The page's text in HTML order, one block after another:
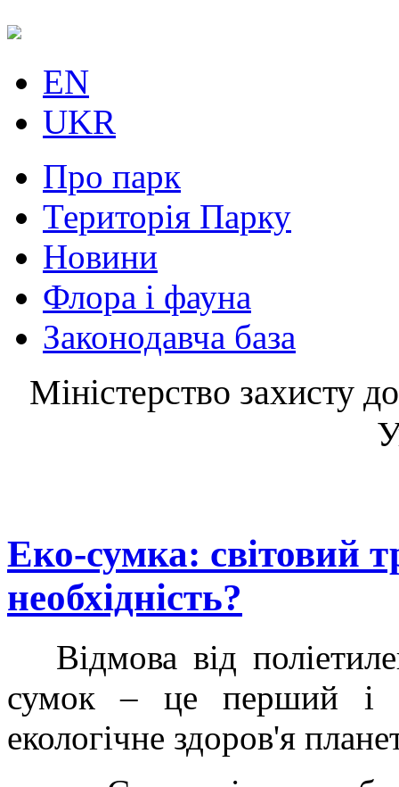
EN
UKR
Про парк
Територія Парку
Новини
Флора і фауна
Законодавча база
Міністерство захисту
Еко-сумка: світовий
необхідність?
Відмова від
сумок – це перший і
екологічне здоров'я